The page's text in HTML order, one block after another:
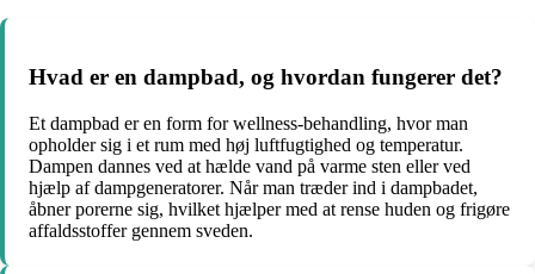
Hvad er en dampbad, og hvordan fungerer det?
Et dampbad er en form for wellness-behandling, hvor man
opholder sig i et rum med høj luftfugtighed og temperatur.
Dampen dannes ved at hælde vand på varme sten eller ved
hjælp af dampgeneratorer. Når man træder ind i dampbadet,
åbner porerne sig, hvilket hjælper med at rense huden og frigøre
affaldsstoffer gennem sveden.